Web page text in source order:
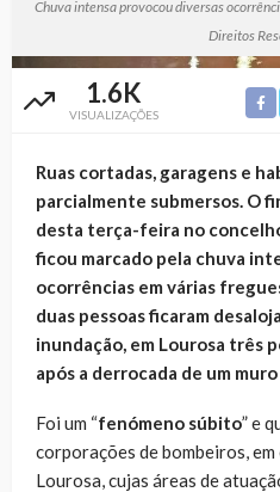
Chuva intensa provocou diversas
Direitos
1.6K
VISUALIZAÇÕES
Ruas cortadas, garagens e
parcialmente submersos. O
desta terça-feira no
ficou marcado pela chuva
ocorrências em várias
duas pessoas ficaram
inundação, em Lourosa três
após a derrocada de um
Foi um “fenómeno súbito” e
corporações de bombeiros, em
Lourosa, cujas áreas de